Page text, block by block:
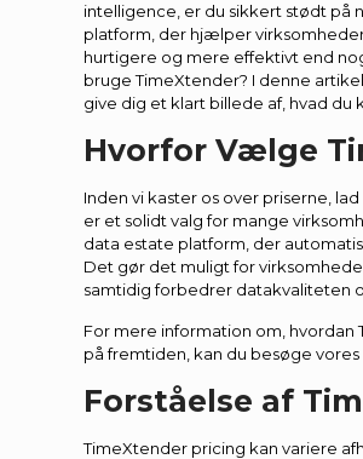
intelligence, er du sikkert stødt på
platform, der hjælper
hurtigere og mere effektivt end
bruge TimeXtender? I denne
give dig et klart billede af, hvad du
Hvorfor Vælge
Inden vi kaster os over priserne,
er et solidt valg for mange
data estate platform, der
Det gør det muligt for
samtidig forbedrer datakvaliteten
For mere information om,
på fremtiden, kan du besøge vores
Forståelse af
TimeXtender pricing kan variere